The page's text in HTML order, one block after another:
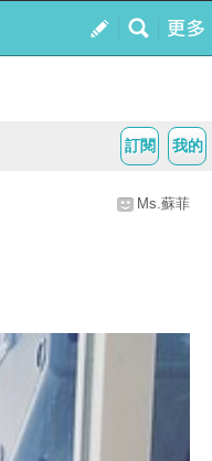
我的
訂閱
Ms.蘇菲